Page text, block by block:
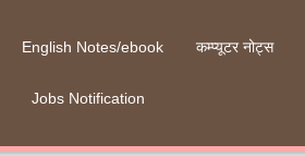
English Notes/ebook कम्प्यूटर नोट्स
Jobs Notification